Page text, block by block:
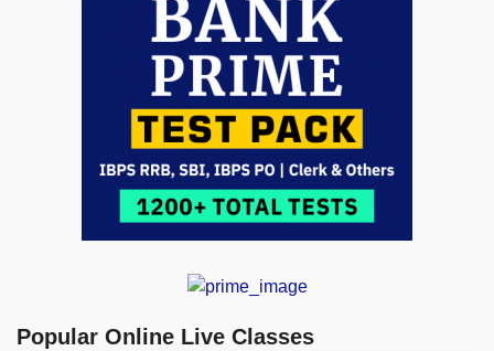
Popular Online Live Classes